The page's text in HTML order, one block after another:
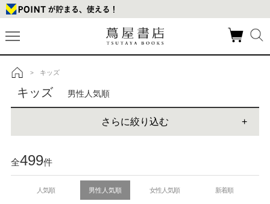
トップ
> キッズ
キッズ 男性人気順
さらに絞り込む
全499件
人気順 男性人気順 女性人気順 新着順